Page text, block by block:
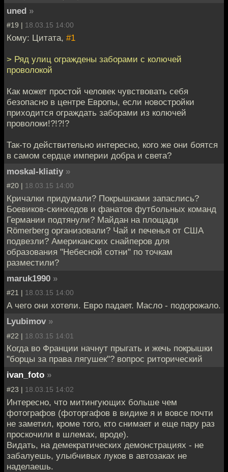
uned »
#19 | 18.03.15 14:00
Кому: Цитата, #1
> Ряд улиц ограждены заборами с колючей
проволокой
Как может простой человек чувствовать себя
безопасно в центре Европы, если новостройки
приходится ограждать заборами из колючей
проволоки!?!?!?
Так-то действительно интересно, кого же они боятся
в самом сердце империи добра и света?
moskal-kliatiy »
#20 | 18.03.15 14:00
Кричалки придумали? Покрышками запаслись?
Боевиков-скинхедов и фанатов футбольных команд
Германии подтянули? Майдан на площади
Römerberg организовали? Чай и печенья от США
подвезли? Американских снайперов для
образования "Небесной сотни" по точкам
разместили?
maruk1990 »
#21 | 18.03.15 14:00
А чего они хотели. Евро падает. Масло - подорожало.
Lyubimov »
#22 | 18.03.15 14:01
Когда во Франции начнут прыгать и жечь покрышки
"борцы за права лягушек"? вопрос риторический
ivan_foto »
#23 | 18.03.15 14:02
Интересно, что митингующих больше чем
фотографов (фоторгафов в видике я и вовсе почти
не заметил, кроме того, кто снимает и еще пару раз
проскочили в шлемах, вроде).
Видать, на демекратических демонстрациях - не
забалуешь, улыбчивых луков в автозаках не
наделаешь.